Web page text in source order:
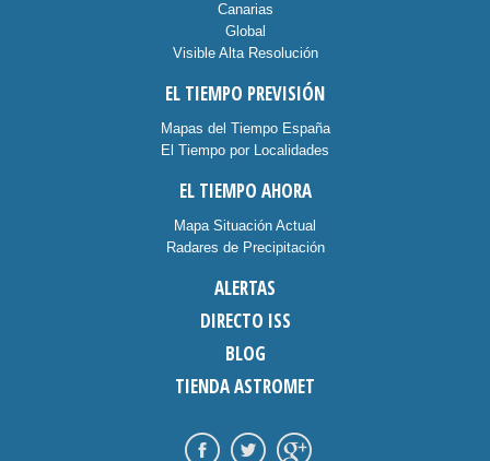
Canarias
Global
Visible Alta Resolución
EL TIEMPO PREVISIÓN
Mapas del Tiempo España
El Tiempo por Localidades
EL TIEMPO AHORA
Mapa Situación Actual
Radares de Precipitación
ALERTAS
DIRECTO ISS
BLOG
TIENDA ASTROMET